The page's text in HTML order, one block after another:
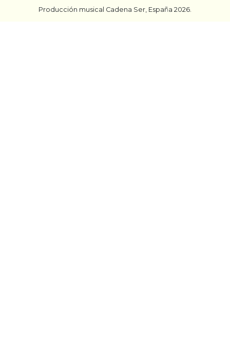
Producción musical Cadena Ser, España 2026.